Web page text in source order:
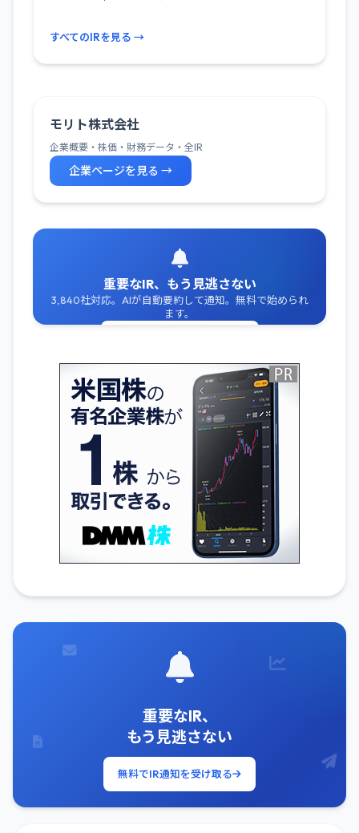
すべてのIRを見る →
モリト株式会社
企業概要・株価・財務データ・全IR
企業ページを見る →
重要なIR、もう見逃さない
3,840社対応。AIが自動要約して通知。無料で始められ
ます。
重要なIR、
もう見逃さない
無料でIR通知を受け取る